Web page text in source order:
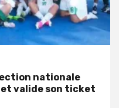
nationale
valide son ticket